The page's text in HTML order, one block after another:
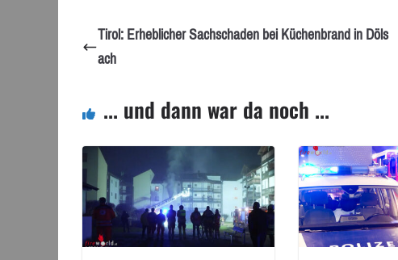
Tirol: Erheblicher Sachschaden bei Küchenbrand in Döls
ach
... und dann war da noch ...